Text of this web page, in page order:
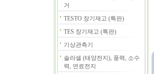
거
TESTO 장기재고 (특판)
TES 장기재고 (특판)
기상관측기
솔라셀 (태양전지), 풍력, 소수
력, 연료전지